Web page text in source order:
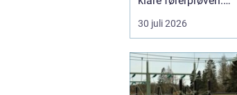
Mange ønsker
frihetsfølelsen ...
30 juli 2026